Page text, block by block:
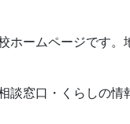
ームページです。
談窓口・くらしの情